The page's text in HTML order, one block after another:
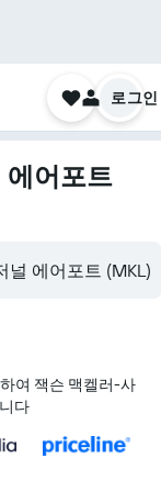
로그인
어포트
널 에어포트 (MKL)
여 잭슨 맥켈러-사
다